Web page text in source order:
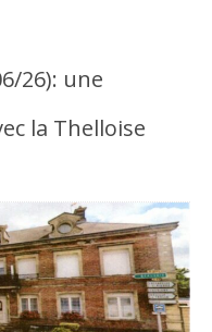
26): une
la Thelloise